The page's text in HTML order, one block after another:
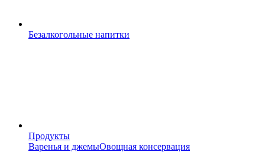
Безалкогольные напитки
Продукты
Варенья и джемыОвощная консервация